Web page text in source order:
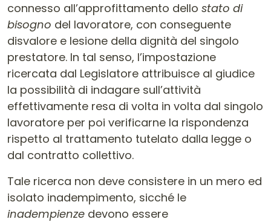
connesso all’approfittamento dello stato di
bisogno del lavoratore, con conseguente
disvalore e lesione della dignità del singolo
prestatore. In tal senso, l’impostazione
ricercata dal Legislatore attribuisce al giudice
la possibilità di indagare sull’attività
effettivamente resa di volta in volta dal singolo
lavoratore per poi verificarne la rispondenza
rispetto al trattamento tutelato dalla legge o
dal contratto collettivo.
Tale ricerca non deve consistere in un mero ed
isolato inadempimento, sicché le
inadempienze devono essere